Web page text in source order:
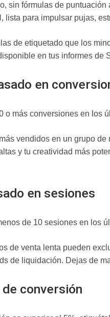
sin fórmulas de
lista para impulsar pujas,
de etiquetado que los
en tus informes de
en
o más conversiones en los
vendidos en un grupo
y tu creatividad más
en sesiones
de 10 sesiones en los
de venta lenta pueden
de liquidación. Dejas de
conversión